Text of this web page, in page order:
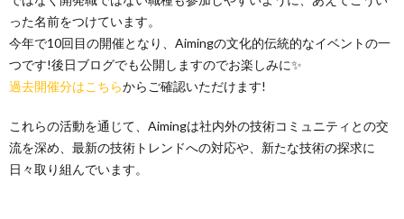
った名前をつけています。
今年で10回目の開催となり、Aimingの文化的伝統的なイベントの一
つです!後日ブログでも公開しますのでお楽しみに✨
過去開催分はこちらからご確認いただけます!
これらの活動を通じて、Aimingは社内外の技術コミュニティとの交
流を深め、最新の技術トレンドへの対応や、新たな技術の探求に
日々取り組んでいます。